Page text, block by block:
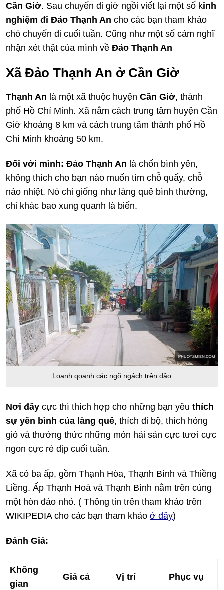
Cần Giờ. Sau chuyến đi giờ ngồi viết lại một số kinh
nghiệm đi Đảo Thạnh An cho các bạn tham khảo
chó chuyến đi cuối tuần. Cũng như một số cảm nghĩ
nhận xét thật của mình về Đảo Thạnh An
Xã Đảo Thạnh An ở Cần Giờ
Thạnh An là một xã thuộc huyện Cần Giờ, thành
phố Hồ Chí Minh. Xã nằm cách trung tâm huyện Cần
Giờ khoảng 8 km và cách trung tâm thành phố Hồ
Chí Minh khoảng 50 km.
Đối với mình: Đảo Thạnh An là chốn bình yên,
không thích cho bạn nào muốn tìm chỗ quẩy, chỗ
náo nhiệt. Nó chỉ giống như làng quê bình thường,
chỉ khác bao xung quanh là biển.
Loanh qoanh các ngõ ngách trên đảo
Nơi đây cực thì thích hợp cho những bạn yêu thích
sự yên bình của làng quê, thích đi bộ, thích hóng
gió và thưởng thức những món hải sản cực tươi cực
ngon cực rẻ dịp cuối tuần.
Xã có ba ấp, gồm Thạnh Hòa, Thạnh Bình và Thiềng
Liềng. Ấp Thạnh Hoà và Thạnh Bình nằm trên cùng
một hòn đảo nhỏ. ( Thông tin trên tham khảo trên
WIKIPEDIA cho các bạn tham khảo ở đây)
Đánh Giá:
Không
gian
Giá cả Vị trí Phục vụ